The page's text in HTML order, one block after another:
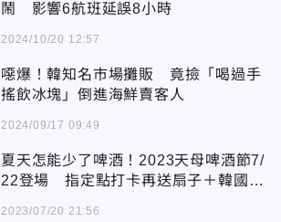
鬧 影響6航班延誤8小時
2024/10/20 12:57
噁爆！韓知名市場攤販 竟撿「喝過手
搖飲冰塊」倒進海鮮賣客人
2024/09/17 09:49
夏天怎能少了啤酒！2023天母啤酒節7/
22登場 指定點打卡再送扇子＋韓國燒
2023/07/20 21:56